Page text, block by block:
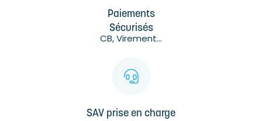
Paiements
Sécurisés
CB, Virement...
SAV prise en charge